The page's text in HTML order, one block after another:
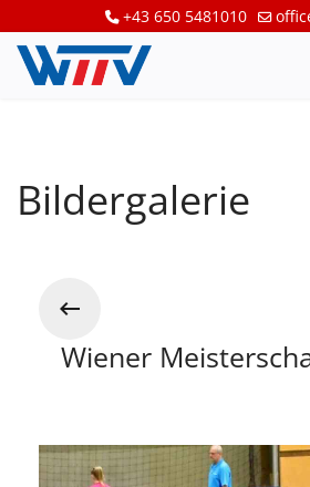
+43 650 5481010
Bildergalerie
Wiener